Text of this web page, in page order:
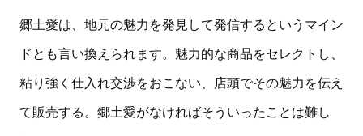
郷土愛は、地元の魅力を発見して発信するというマイン
ドとも言い換えられます。魅力的な商品をセレクトし、
粘り強く仕入れ交渉をおこない、店頭でその魅力を伝え
て販売する。郷土愛がなければそういったことは難し